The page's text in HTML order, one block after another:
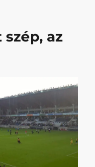
szép, az